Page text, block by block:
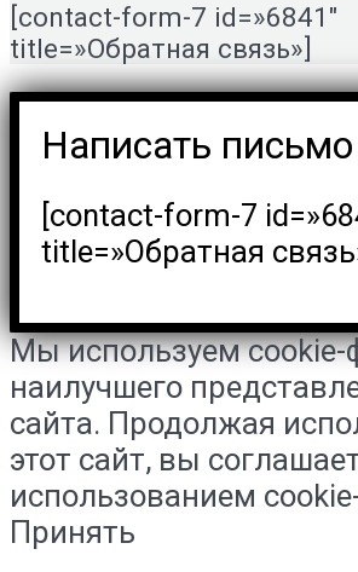
[contact-form-7 id=»6841″
title=»Обратная связь»]
Написать письмо
[contact-form-7
title=»Обратная
Мы используем
наилучшего
сайта. Продолжая
этот сайт, вы
использованием
Принять